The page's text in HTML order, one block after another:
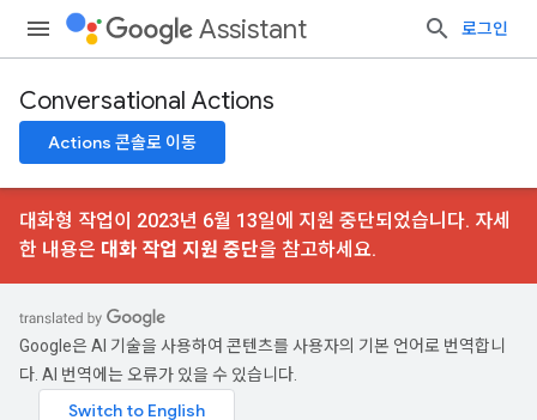
Assistant 로그인
Conversational Actions
Actions 콘솔로 이동
대화형 작업이 2023년 6월 13일에 지원 중단되었습니다. 자세
한 내용은 대화 작업 지원 중단을 참고하세요.
Google은 AI 기술을 사용하여 콘텐츠를 사용자의 기본 언어로 번역합니
다. AI 번역에는 오류가 있을 수 있습니다.